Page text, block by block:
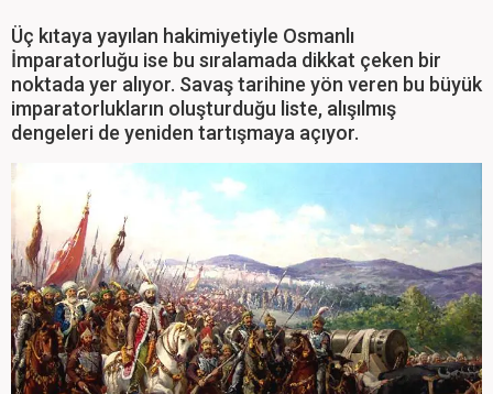
Üç kıtaya yayılan hakimiyetiyle Osmanlı
İmparatorluğu ise bu sıralamada dikkat çeken bir
noktada yer alıyor. Savaş tarihine yön veren bu büyük
imparatorlukların oluşturduğu liste, alışılmış
dengeleri de yeniden tartışmaya açıyor.